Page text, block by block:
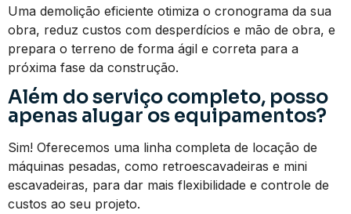
Uma demolição eficiente otimiza o cronograma da sua
obra, reduz custos com desperdícios e mão de obra, e
prepara o terreno de forma ágil e correta para a
próxima fase da construção.
Além do serviço completo, posso
apenas alugar os equipamentos?
Sim! Oferecemos uma linha completa de locação de
máquinas pesadas, como retroescavadeiras e mini
escavadeiras, para dar mais flexibilidade e controle de
custos ao seu projeto.